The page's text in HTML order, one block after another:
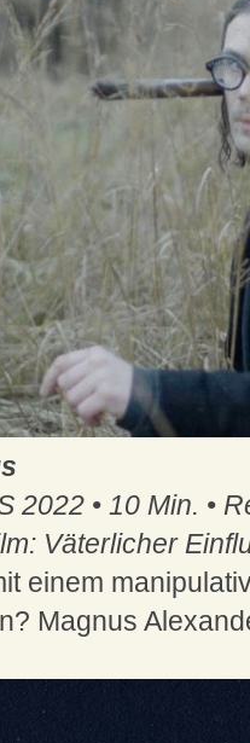
2022 • 10 Min. •
Väterlicher
einem
Magnus